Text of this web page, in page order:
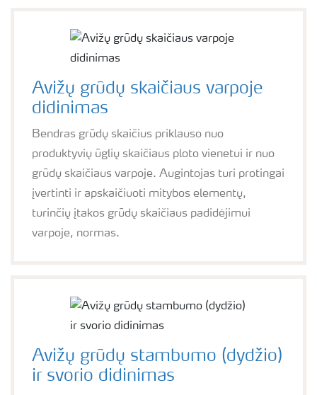
Avižų grūdų skaičiaus varpoje
didinimas
Bendras grūdų skaičius priklauso nuo
produktyvių ūglių skaičiaus ploto vienetui ir nuo
grūdų skaičiaus varpoje. Augintojas turi protingai
įvertinti ir apskaičiuoti mitybos elementų,
turinčių įtakos grūdų skaičiaus padidėjimui
varpoje, normas.
Avižų grūdų stambumo (dydžio)
ir svorio didinimas